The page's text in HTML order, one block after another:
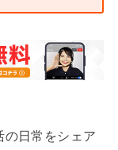
日常をシェア